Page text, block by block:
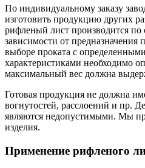
По индивидуальному заказу
изготовить продукцию других
рифленый лист производится по
зависимости от
выборе проката с
характеристиками необходимо
максимальный вес должна
Готовая продукция не должна
вогнутостей, расслоений и пр.
являются недопустимыми. Мы
изделия.
Применение рифленого